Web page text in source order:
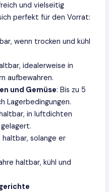
und vielseitig
perfekt für den Vorrat:
wenn trocken und kühl
idealerweise in
aufbewahren.
und Gemüse: Bis zu 5
Lagerbedingungen.
in luftdichten
solange er
haltbar, kühl und